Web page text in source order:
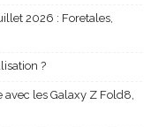
2026 : Foretales,
?
les Galaxy Z Fold8,